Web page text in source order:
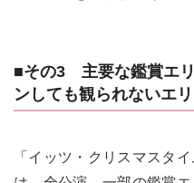
■その3 主要な鑑賞エ
ンしても観られないエ
「イッツ・クリスマスタ